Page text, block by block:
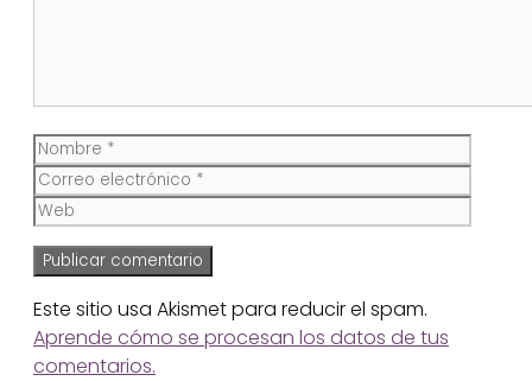
Nombre
Este sitio usa Akismet para reducir el spam.
Aprende cómo se procesan los datos de tus
comentarios.